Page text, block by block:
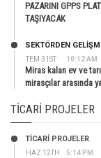
PAZARINI GPPS
TAŞIYACAK
TEM 31ST 10:12 AM
SEKTÖRDEN
Miras kalan ev ve
mirasçılar arasında
TICARI PROJELER
HAZ 12TH 5:14 PM
TİCARİ PROJELER